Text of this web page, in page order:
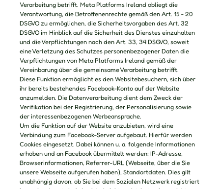
Verarbeitung betrifft. Meta Platforms Ireland obliegt die
Verantwortung, die Betroffenenrechte gemäß den Art. 15 - 20
DSGVO zu ermöglichen, die Sicherheitsvorgaben des Art. 32
DSGVO im Hinblick auf die Sicherheit des Dienstes einzuhalten
und die Verpflichtungen nach den Art. 33, 34 DSGVO, soweit
eine Verletzung des Schutzes personenbezogener Daten die
Verpflichtungen von Meta Platforms Ireland gemäß der
Vereinbarung über die gemeinsame Verarbeitung betrifft.
Diese Funktion ermöglicht es den Websitebesuchern, sich über
ihr bereits bestehendes Facebook-Konto auf der Website
anzumelden. Die Datenverarbeitung dient dem Zweck der
Verifikation bei der Registrierung, der Personalisierung sowie
der interessenbezogenen Werbeansprache.
Um die Funktion auf der Website anzubieten, wird eine
Verbindung zum Facebook-Server aufgebaut. Hierfür werden
Cookies eingesetzt. Dabei können u. a. folgende Informationen
erhoben und an Facebook übermittelt werden: IP-Adresse,
Browserinformationen, Referrer-URL (Webseite, über die Sie
unsere Webseite aufgerufen haben), Standortdaten. Dies gilt
unabhängig davon, ob Sie bei dem Sozialen Netzwerk registriert